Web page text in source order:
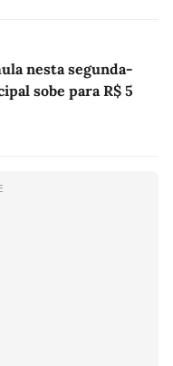
nesta segunda-
sobe para R$ 5